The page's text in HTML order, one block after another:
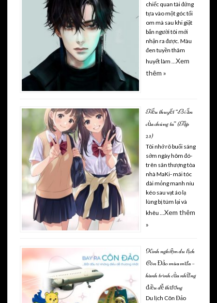
chiếc quan tài đứng
tựa vào một góc tối
om mà sau khi giật
bắn người tôi mới
nhận ra được. Màu
đen tuyền thâm
huyết làm …Xem
thêm »
Tiểu thuyết “Bí ẩn
của chúng ta” (Tập
23)
Tôi nhớ rõ buổi sáng
sớm ngày hôm đó-
trên sân thượng tòa
nhà MaKi- mái tóc
dài mỏng manh níu
kéo sau vạt áo lạ
lùng bị túm lại và
khêu …Xem thêm
»
Kinh nghiệm du lịch
Côn Đảo mùa mưa –
hành trình của những
điều dễ thương
Du lịch Côn Đảo